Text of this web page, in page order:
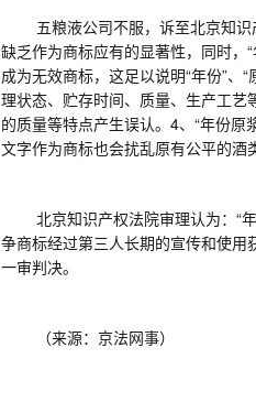
五粮液公司不服，诉至北京知
缺乏作为商标应有的显著性，同时，
成为无效商标，这足以说明“年份”、
理状态、贮存时间、质量、生产工艺
的质量等特点产生误认。4、“年份
文字作为商标也会扰乱原有公平的酒
北京知识产权法院审理认为： “
争商标经过第三人长期的宣传和使用
一审判决。
（来源：京法网事）